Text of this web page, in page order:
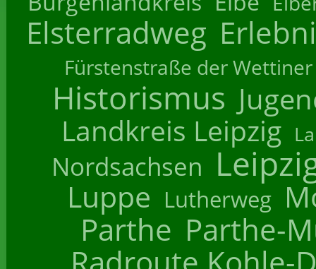
Elsterradweg
Fürstenstraße der Wettiner
Historismus
Landkreis Leipzig
Nordsachsen
Luppe Lutherweg
Parthe Parthe-